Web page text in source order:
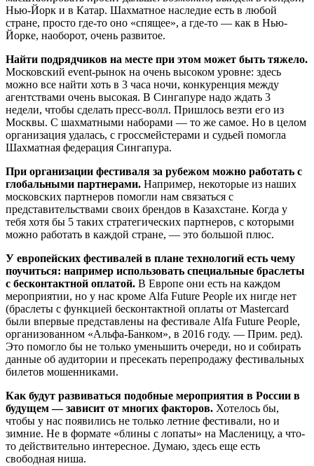
Нью-Йорк и в Катар. Шахматное наследие есть в любой
стране, просто где-то оно «спящее», а где-то — как в Нью-
Йорке, наоборот, очень развитое.
Найти подрядчиков на месте при этом может быть тяжело.
Московский event-рынок на очень высоком уровне: здесь
можно все найти хоть в 3 часа ночи, конкуренция между
агентствами очень высокая. В Сингапуре надо ждать 3
недели, чтобы сделать пресс-волл. Пришлось везти его из
Москвы. С шахматными наборами — то же самое. Но в целом
организация удалась, с гроссмейстерами и судьей помогла
Шахматная федерация Сингапура.
При организации фестиваля за рубежом можно работать с
глобальными партнерами. Например, некоторые из наших
московских партнеров помогли нам связаться с
представительствами своих брендов в Казахстане. Когда у
тебя хотя бы 5 таких стратегических партнеров, с которыми
можно работать в каждой стране, — это большой плюс.
У европейских фестивалей в плане технологий есть чему
поучиться: например использовать специальные браслеты
с бесконтактной оплатой. В Европе они есть на каждом
мероприятии, но у нас кроме Alfa Future People их нигде нет
(браслеты с функцией бесконтактной оплаты от Mastercard
были впервые представлены на фестивале Alfa Future People,
организованном «Альфа-Банком», в 2016 году. — Прим. ред).
Это помогло бы не только уменьшить очереди, но и собирать
данные об аудитории и пресекать перепродажу фестивальных
билетов мошенниками.
Как будут развиваться подобные мероприятия в России в
будущем — зависит от многих факторов. Хотелось бы,
чтобы у нас появились не только летние фестивали, но и
зимние. Не в формате «блины с лопаты» на Масленицу, а что-
то действительно интересное. Думаю, здесь еще есть
свободная ниша.